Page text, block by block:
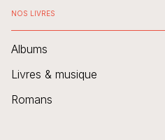
NOS LIVRES
Albums
Livres & musique
Romans